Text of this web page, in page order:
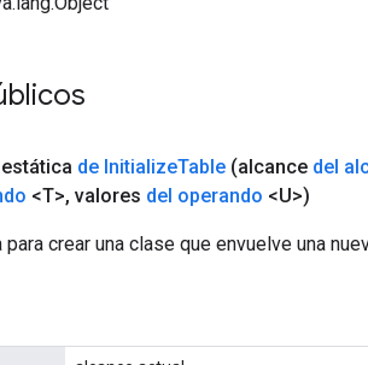
de InitializeTable (alcance del
<T>, valores del operando <U>)
crear una clase que envuelve una